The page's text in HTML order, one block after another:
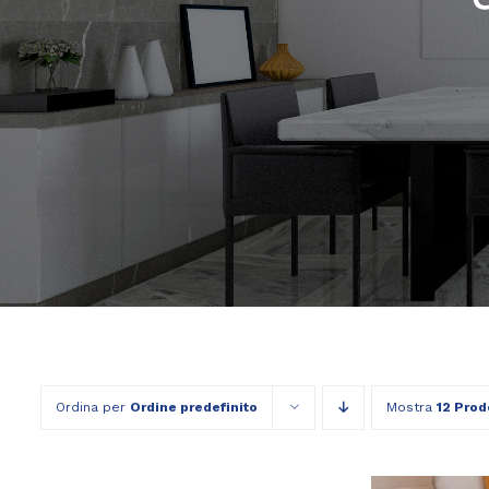
Ordina per Ordine predefinito Mostra 12